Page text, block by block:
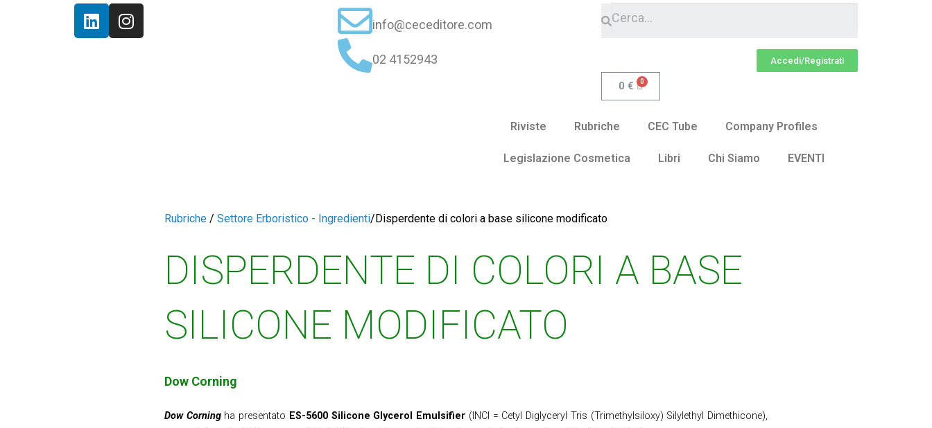
info@ceceditore.com
02 4152943 Accedi/Registrati
0 €
Riviste Rubriche CEC Tube Company Profiles
Legislazione Cosmetica Libri Chi Siamo EVENTI
Rubriche / Settore Erboristico - Ingredienti/Disperdente di colori a base silicone modificato
DISPERDENTE DI COLORI A BASE
SILICONE MODIFICATO
Dow Corning
Dow Corningha presentato ES-5600 Silicone Glycerol Emulsifier (INCI = Cetyl Diglyceryl Tris (Trimethylsiloxy) Silylethyl Dimethicone),